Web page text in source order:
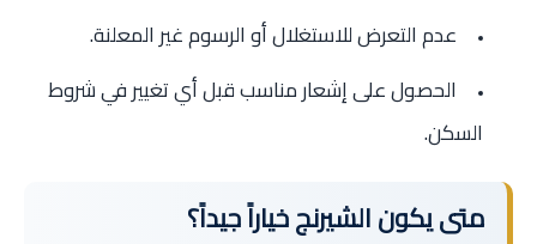
عدم التعرض للاستغلال أو الرسوم غير المعلنة.
الحصول على إشعار مناسب قبل أي تغيير في شروط
السكن.
متى يكون الشيرنج خياراً جيداً؟